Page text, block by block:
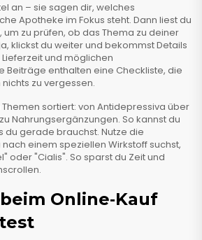
an – sie sagen dir, welches
Apotheke im Fokus steht. Dann liest du
zu prüfen, ob das Thema zu deiner
klickst du weiter und bekommst Details
Lieferzeit und möglichen
Beiträge enthalten eine Checkliste, die
zu vergessen.
sortiert: von Antidepressiva über
Nahrungsergänzungen. So kannst du
du gerade brauchst. Nutze die
einem speziellen Wirkstoff suchst,
oder "Cialis". So sparst du Zeit und
Online‑Kauf